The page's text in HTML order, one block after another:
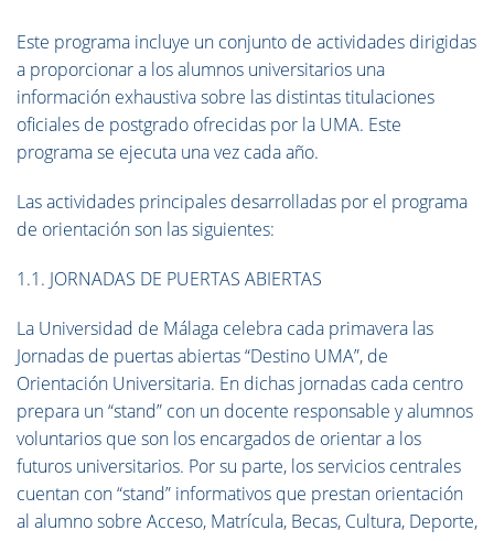
Este programa incluye un conjunto de actividades dirigidas
a proporcionar a los alumnos universitarios una
información exhaustiva sobre las distintas titulaciones
oficiales de postgrado ofrecidas por la UMA. Este
programa se ejecuta una vez cada año.
Las actividades principales desarrolladas por el programa
de orientación son las siguientes:
1.1. JORNADAS DE PUERTAS ABIERTAS
La Universidad de Málaga celebra cada primavera las
Jornadas de puertas abiertas “Destino UMA”, de
Orientación Universitaria. En dichas jornadas cada centro
prepara un “stand” con un docente responsable y alumnos
voluntarios que son los encargados de orientar a los
futuros universitarios. Por su parte, los servicios centrales
cuentan con “stand” informativos que prestan orientación
al alumno sobre Acceso, Matrícula, Becas, Cultura, Deporte,